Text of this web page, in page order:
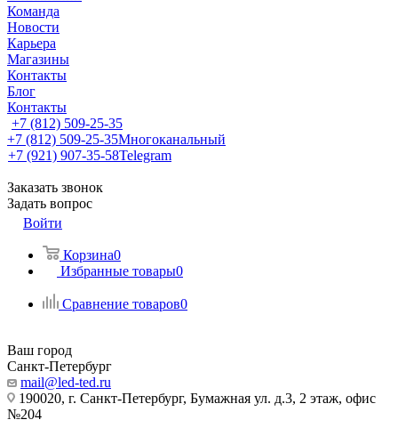
Команда
Новости
Карьера
Магазины
Контакты
Блог
Контакты
+7 (812) 509-25-35
+7 (812) 509-25-35Многоканальный
+7 (921) 907-35-58Telegram
Заказать звонок
Задать вопрос
Войти
Корзина0
Избранные товары0
Сравнение товаров0
Ваш город
Санкт-Петербург
mail@led-ted.ru
190020, г. Санкт-Петербург, Бумажная ул. д.3, 2 этаж, офис
№204